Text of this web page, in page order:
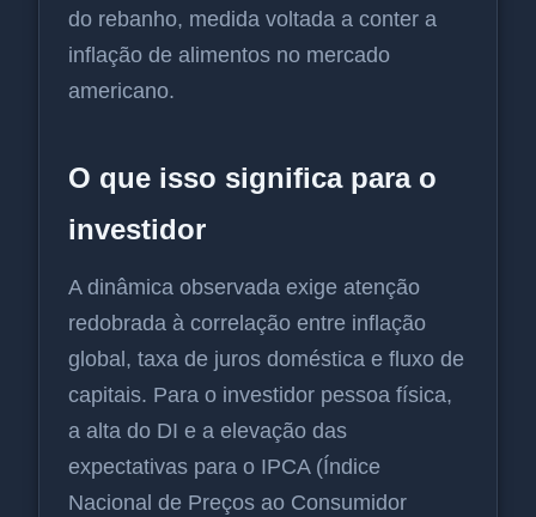
do rebanho, medida voltada a conter a
inflação de alimentos no mercado
americano.
O que isso significa para o
investidor
A dinâmica observada exige atenção
redobrada à correlação entre inflação
global, taxa de juros doméstica e fluxo de
capitais. Para o investidor pessoa física,
a alta do DI e a elevação das
expectativas para o IPCA (Índice
Nacional de Preços ao Consumidor